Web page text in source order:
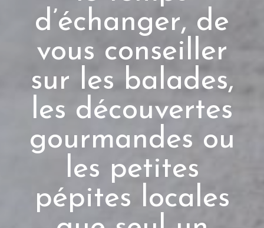
d’échanger, de
vous conseiller
sur les balades,
les découvertes
gourmandes ou
les petites
pépites locales